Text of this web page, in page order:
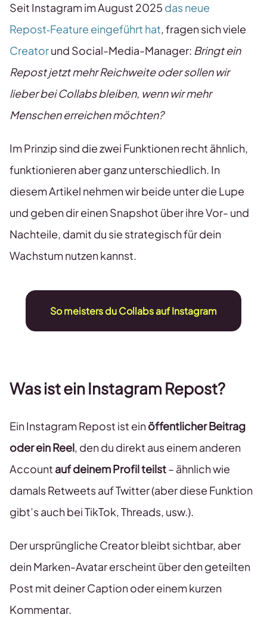
Seit Instagram im August 2025 das neue
Repost‑Feature eingeführt hat, fragen sich viele
Creatorund Social-Media-Manager: Bringt ein
Repost jetzt mehr Reichweite oder sollen wir
lieber bei Collabs bleiben, wenn wir mehr
Menschen erreichen möchten?
Im Prinzip sind die zwei Funktionen recht ähnlich,
funktionieren aber ganz unterschiedlich. In
diesem Artikel nehmen wir beide unter die Lupe
und geben dir einen Snapshot über ihre Vor- und
Nachteile, damit du sie strategisch für dein
Wachstum nutzen kannst.
So meisters du Collabs auf Instagram
Was ist ein Instagram Repost?
Ein Instagram Repost ist einöffentlicher Beitrag
oder ein Reel, den du direkt aus einem anderen
Account auf deinem Profil teilst– ähnlich wie
damals Retweets auf Twitter (aber diese Funktion
gibt’s auch bei TikTok, Threads, usw.).
Der ursprüngliche Creator bleibt sichtbar, aber
dein Marken-Avatar erscheint über den geteilten
Post mit deiner Caption oder einem kurzen
Kommentar.